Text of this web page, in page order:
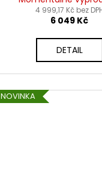
white/růžová)
4 999,17 Kč bez
6 049 Kč
DETAIL
NOVINKA